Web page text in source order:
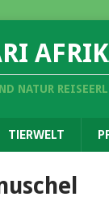
NATUR
TIERWELT